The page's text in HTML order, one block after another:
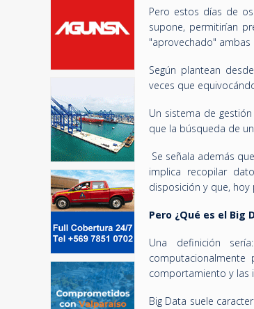
Pero estos días de
supone, permitirían
"aprovechado"
Según plantean
veces que
Un sistema de
que la búsqueda de
Se señala además
implica recopilar
disposición y que,
Pero ¿Qué es el Big
Una definición
comportamiento y las
Big Data suele